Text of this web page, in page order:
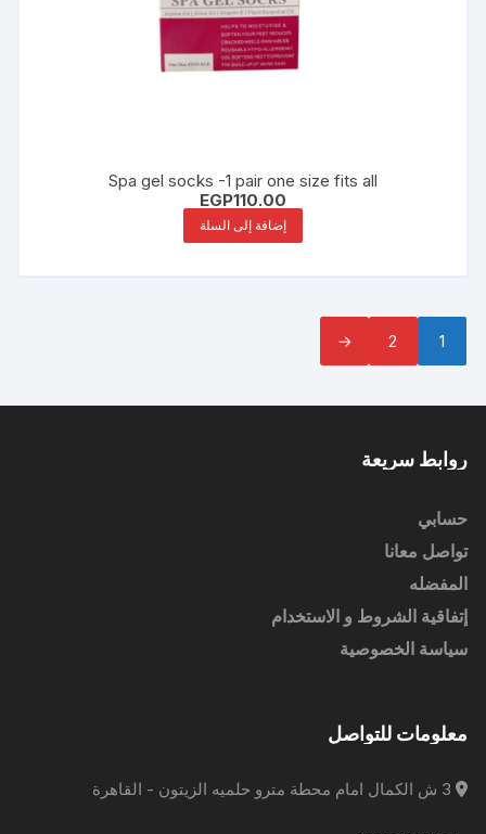
Spa gel socks -1 pair one size fits all
EGP110.00
إضافة إلى السلة
1
2
←
روابط سريعة
حسابي
تواصل معانا
المفضله
إتفاقية الشروط و الاستخدام
سياسة الخصوصية
معلومات للتواصل